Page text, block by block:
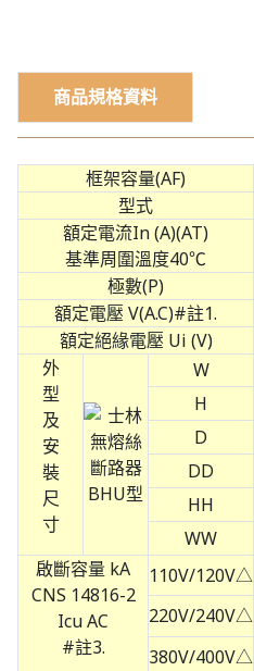
商品規格資料
框架容量(AF)
型式
額定電流In (A)(AT)
基準周圍溫度40℃
極數(P)
額定電壓 V(A.C)#註1.
額定絕緣電壓 Ui (V)
外
型
及
安
裝
尺
寸
W
H
D
DD
HH
WW
啟斷容量 kA
CNS 14816-2
Icu AC
#註3.
110V/120V△
220V/240V△
380V/400V△